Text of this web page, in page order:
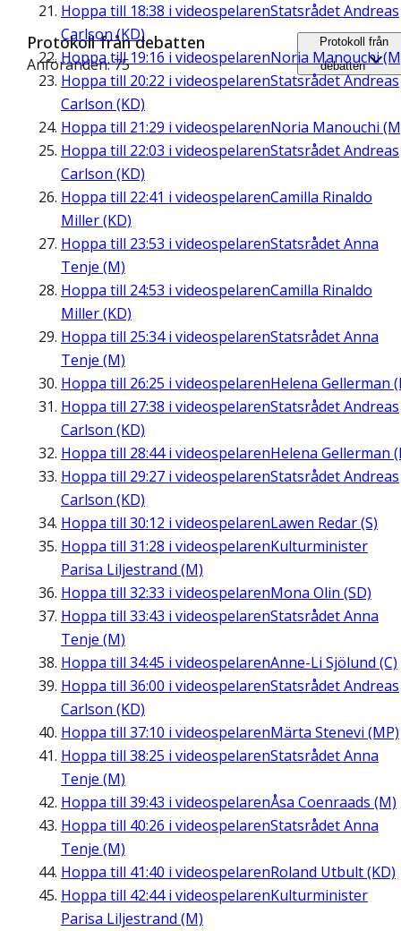
Hoppa till 18:38 i videospelarenStatsrådet Andreas
Carlson (KD)
Hoppa till19:16 i videospelarenNoria Manouchi
Hoppa till 20:22 i videospelarenStatsrådet Andreas
Carlson (KD)
Hoppa till 21:29 i videospelarenNoria Manouchi
Hoppa till 22:03 i videospelarenStatsrådet Andreas
Carlson (KD)
Hoppa till 22:41 i videospelarenCamilla Rinaldo
Miller (KD)
Hoppa till 23:53 i videospelarenStatsrådet Anna
Tenje (M)
Hoppa till 24:53 i videospelarenCamilla Rinaldo
Miller (KD)
Hoppa till 25:34i videospelarenStatsrådet Anna
Tenje (M)
Hoppa till 26:25 i videospelarenHelena Gellerman
Hoppa till 27:38 i videospelarenStatsrådet Andreas
Carlson (KD)
Hoppa till 28:44i videospelarenHelena Gellerman
Hoppa till 29:27 i videospelarenStatsrådet Andreas
Carlson (KD)
Hoppa till 30:12 i videospelarenLawen Redar (S)
Hoppa till 31:28 i videospelarenKulturminister
Parisa Liljestrand (M)
Hoppa till 32:33 i videospelarenMona Olin (SD)
Hoppa till 33:43 i videospelarenStatsrådet Anna
Tenje (M)
Hoppa till 34:45 i videospelarenAnne-Li Sjölund (C)
Hoppa till 36:00 i videospelarenStatsrådet Andreas
Carlson (KD)
Hoppa till 37:10 i videospelarenMärta Stenevi (MP)
Hoppa till 38:25 i videospelarenStatsrådet Anna
Tenje (M)
Hoppa till 39:43 i videospelarenÅsa Coenraads (M)
Hoppa till 40:26 i videospelarenStatsrådet Anna
Tenje (M)
Hoppa till 41:40 i videospelarenRoland Utbult (KD)
Hoppa till 42:44i videospelarenKulturminister
Parisa Liljestrand (M)
Protokoll från debatten
Anföranden: 75
Protokoll från
debatten